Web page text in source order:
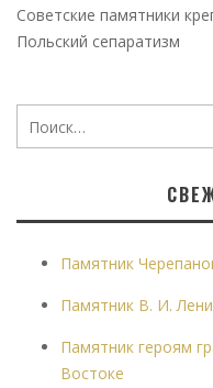
Советские памятники
Польский сепаратизм
Памятник
Памятник В. И.
Памятник героям
Востоке